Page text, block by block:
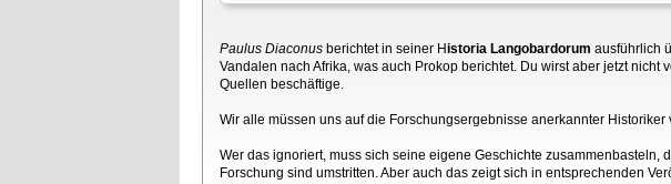
Paulus Diaconus berichtet in seiner Historia Langobardorum ausführlich
Vandalen nach Afrika, was auch Prokop berichtet. Du wirst aber jetzt
Quellen beschäftige.
Wir alle müssen uns auf die Forschungsergebnisse anerkannter
Wer das ignoriert, muss sich seine eigene Geschichte
Forschung sind umstritten. Aber auch das zeigt sich in entsprechenden